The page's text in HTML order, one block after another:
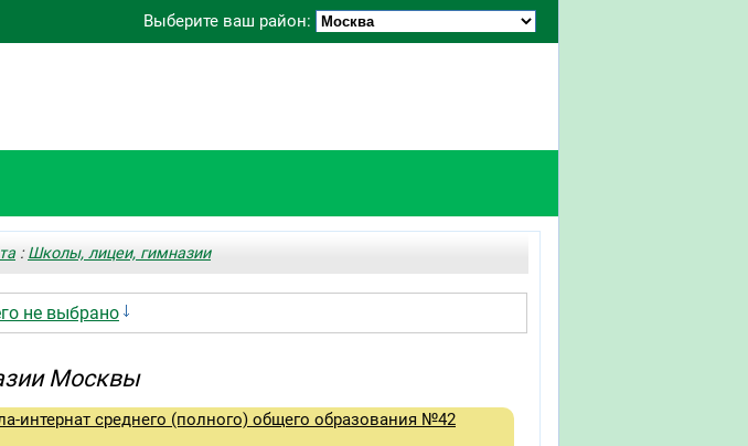
Выберите ваш район:
:Школы, лицеи, гимназии
не выбрано
Москвы
интернат среднего (полного) общего образования №42